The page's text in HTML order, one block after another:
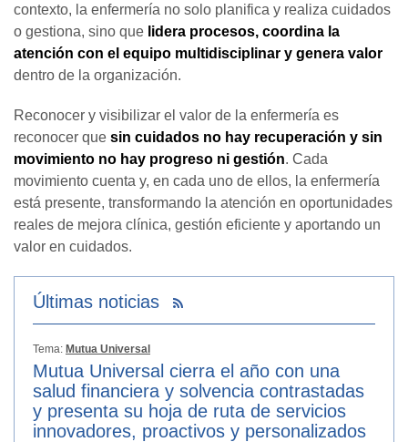
contexto, la enfermería no solo planifica y realiza cuidados
o gestiona, sino que lidera procesos, coordina la
atención con el equipo multidisciplinar y genera valor
dentro de la organización.
Reconocer y visibilizar el valor de la enfermería es
reconocer que sin cuidados no hay recuperación y sin
movimiento no hay progreso ni gestión. Cada
movimiento cuenta y, en cada uno de ellos, la enfermería
está presente, transformando la atención en oportunidades
reales de mejora clínica, gestión eficiente y aportando un
valor en cuidados.
Últimas noticias
Tema: Mutua Universal
Mutua Universal cierra el año con una
salud financiera y solvencia contrastadas
y presenta su hoja de ruta de servicios
innovadores, proactivos y personalizados